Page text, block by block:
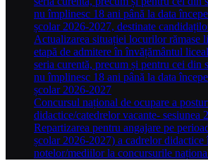
nu împlinesc 18 ani până la data
școlar 2026-2027, destinate
Actualizarea situației locurilor rămase
etapă de admitere în învățământul
seria curentă, precum și pentru cei din
nu împlinesc 18 ani până la data
școlar 2026-2027
Concursul național de ocupare a
didactice/catedrelor vacante- sesiunea
Repartizarea pentru angajare pe
școlar 2026-2027) a cadrelor didactice
notelor/mediilor la concursurile